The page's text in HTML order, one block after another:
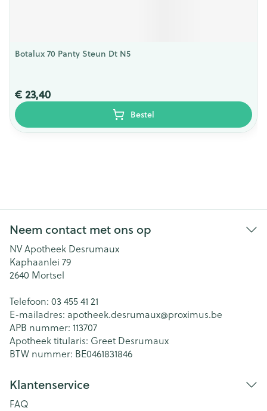
Botalux 70 Panty Steun Dt N5
€ 23,40
Bestel
Neem contact met ons op
NV Apotheek Desrumaux
Kaphaanlei 79
2640 Mortsel
Telefoon: 03 455 41 21
E-mailadres: apotheek.desrumaux@proximus.be
APB nummer: 113707
Apotheek titularis: Greet Desrumaux
BTW nummer: BE0461831846
Klantenservice
FAQ